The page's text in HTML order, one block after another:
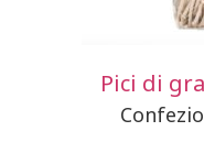
Pici di